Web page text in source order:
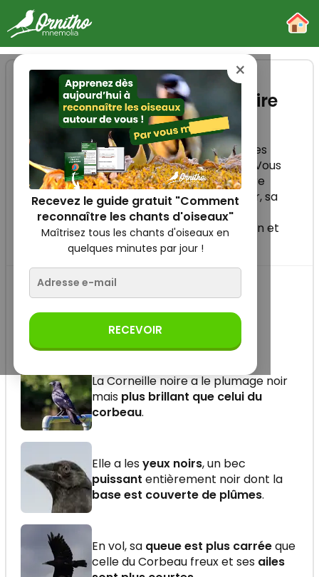
Reconnaître la Corneille noire
La Corneille noire est un grand corvidé au
plumage noir brillant, très commun dans les
paysages agricoles et les zones urbaines. Vous
apprendrez à reconnaître la Corneille noire
grâce à son bec puissant entièrement noir, sa
queue carrée en vol, ses cris rauques, son
comportement territorial, son alimentation et
ses habitats.
À quoi je ressemble...
La Corneille noire a le plumage noir
mais plus brillant que celui du
corbeau.
Elle a lesyeux noirs, un bec
puissant entièrement noir dont la
base est couverte de plûmes.
En vol, sa queue est plus carréeque
celle du Corbeau freux et ses ailes
×
Recevez le guide gratuit "Comment
reconnaître les chants d'oiseaux"
Maîtrisez tous les chants d'oiseaux en
quelques minutes par jour !
RECEVOIR